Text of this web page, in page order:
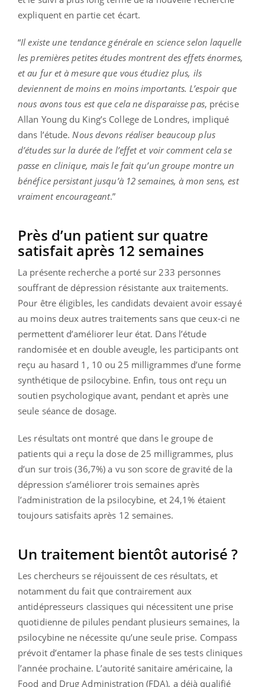
expliquent en partie cet écart.
“Il existe une tendance générale en science selon laquelle
les premières petites études montrent des effets énormes,
et au fur et à mesure que vous étudiez plus, ils
deviennent de moins en moins importants. L’espoir que
nous avons tous est que cela ne disparaisse pas, précise
Allan Young du King’s College de Londres, impliqué
dans l’étude.Nous devons réaliser beaucoup plus
d’études sur la durée de l’effet et voir comment cela se
passe en clinique, mais le fait qu’un groupe montre un
bénéfice persistant jusqu’à 12 semaines, à mon sens, est
vraiment encourageant.”
Près d’un patient sur quatre
satisfait après 12 semaines
La présente recherche a porté sur 233 personnes
souffrant de dépression résistante aux traitements.
Pour être éligibles, les candidats devaient avoir essayé
au moins deux autres traitements sans que ceux-ci ne
permettent d’améliorer leur état. Dans l’étude
randomisée et en double aveugle, les participants ont
reçu au hasard 1, 10 ou 25 milligrammes d’une forme
synthétique de psilocybine. Enfin, tous ont reçu un
soutien psychologique avant, pendant et après une
seule séance de dosage.
Les résultats ont montré que dans le groupe de
patients qui a reçu la dose de 25 milligrammes, plus
d’un sur trois (36,7%) a vu son score de gravité de la
dépression s’améliorer trois semaines après
l’administration de la psilocybine, et 24,1% étaient
toujours satisfaits après 12 semaines.
Un traitement bientôt autorisé ?
Les chercheurs se réjouissent de ces résultats, et
notamment du fait que contrairement aux
antidépresseurs classiques qui nécessitent une prise
quotidienne de pilules pendant plusieurs semaines, la
psilocybine ne nécessite qu’une seule prise. Compass
prévoit d’entamer la phase finale de ses tests cliniques
l’année prochaine. L’autorité sanitaire américaine, la
Food and Drug Administration (FDA), a déjà qualifié